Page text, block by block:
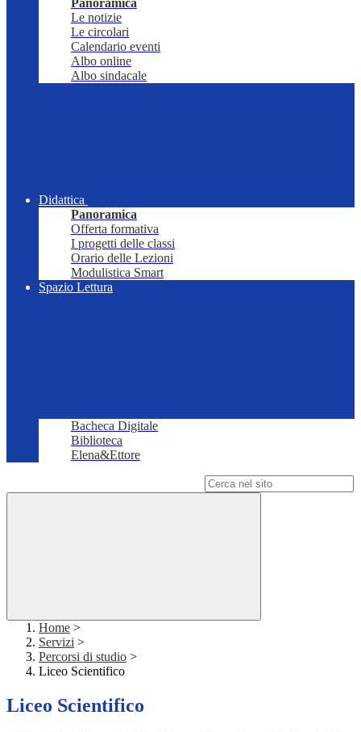
Panoramica
Le notizie
Le circolari
Calendario eventi
Albo online
Albo sindacale
Didattica
Panoramica
Offerta formativa
I progetti delle classi
Orario delle Lezioni
Modulistica Smart
Spazio Lettura
Bacheca Digitale
Biblioteca
Elena&Ettore
Home >
Servizi >
Percorsi di studio >
Liceo Scientifico
Liceo Scientifico